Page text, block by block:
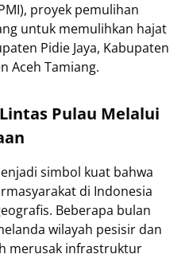
proyek pemulihan
untuk memulihkan hajat
Pidie Jaya, Kabupaten
Aceh Tamiang.
Pulau Melalui
simbol kuat bahwa
di Indonesia
Beberapa bulan
wilayah pesisir dan
merusak infrastruktur